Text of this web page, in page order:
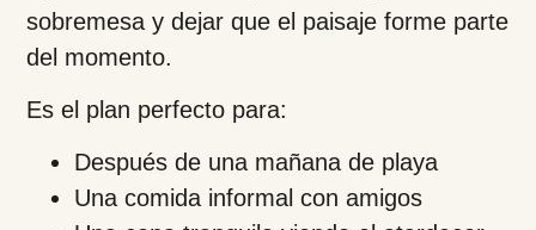
sobremesa y dejar que el paisaje forme parte
del momento.
Es el plan perfecto para:
Después de una mañana de playa
Una comida informal con amigos